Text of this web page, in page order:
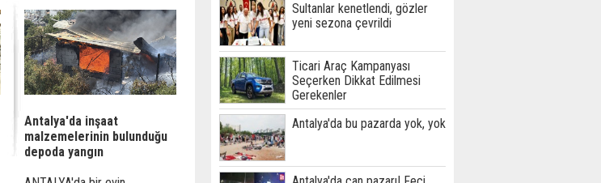
Antalya'da inşaat
malzemelerinin bulunduğu
depoda yangın
Sultanlar kenetlendi, gözler
yeni sezona çevrildi
Ticari Araç Kampanyası
Seçerken Dikkat Edilmesi
Gerekenler
Antalya'da bu pazarda yok, yok